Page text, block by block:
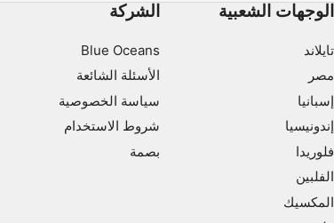
الوجهات الشعبية
تايلاند
مصر
إسبانيا
إندونيسيا
فلوريدا
الفلبين
المكسيك
الشركة
Blue Oceans
الأسئلة الشائعة
سياسة الخصوصية
شروط الاستخدام
بصمة